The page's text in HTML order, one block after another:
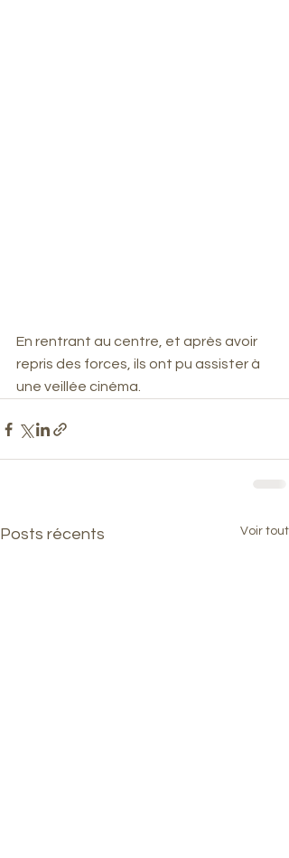
En rentrant au centre, et après avoir
repris des forces, ils ont pu assister à
une veillée cinéma.
Posts récents Voir tout